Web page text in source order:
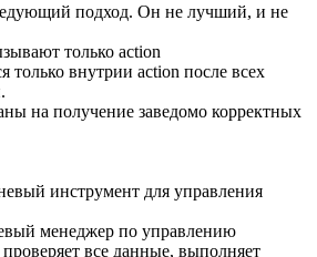
подход. Он не лучший, и не
только action
внутрии action после всех
на получение заведомо корректных
инструмент для управления
менеджер по управлению
все данные, выполняет